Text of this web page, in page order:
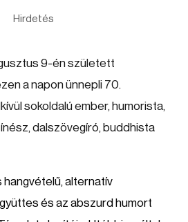
Hirdetés
9-én született
a napon ünnepli 70.
sokoldalú ember, humorista,
dalszövegíró, buddhista
hangvételű, alternatív
és az abszurd humort